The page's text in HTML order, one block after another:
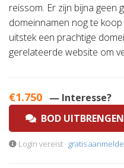
reissom. Er zijn bijna geen
domeinnamen nog te
uitstek een prachtige
gerelateerde website om
€1.750 — Interesse?
BOD
Login vereist · gratis